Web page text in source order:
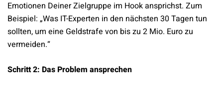
Emotionen Deiner Zielgruppe im Hook ansprichst. Zum
Beispiel: „Was IT-Experten in den nächsten 30 Tagen tun
sollten, um eine Geldstrafe von bis zu 2 Mio. Euro zu
vermeiden.“
Schritt 2: Das Problem ansprechen